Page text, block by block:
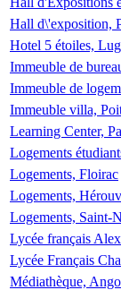
Hall d\'exposition,
Hotel 5 étoiles,
Immeuble de
Immeuble de
Immeuble villa,
Learning Center,
Logements
Logements, Floirac
Logements,
Logements, Saint-
Lycée français
Lycée Français
Médiathèque,